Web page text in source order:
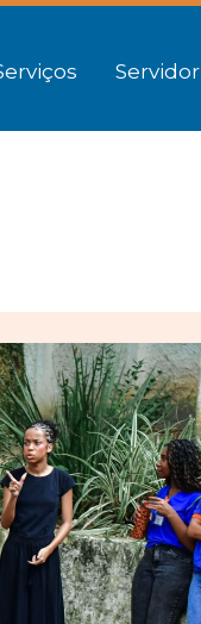
Servidor